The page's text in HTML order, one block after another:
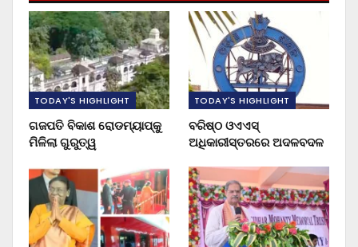
TODAY'S HIGHLIGHT
ଗଜପତି ବିକାଶ ରୋଡମ୍ୟାପ୍‌କୁ
ମିଳିଲା ଗୁରୁତ୍ୱ
TODAY'S HIGHLIGHT
ବରିଷ୍ଠ ଓଏଏସ୍‌
ଅଧିକାରୀସ୍ତରରେ ଅଦଳବଦଳ